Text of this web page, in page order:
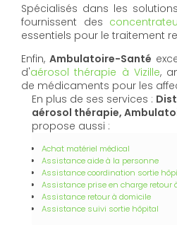
Spécialisés dans les
fournissent des
essentiels pour le traitement
Enfin,Ambulatoire-Santé
d'aérosol thérapie à Vizille,
de médicaments pour les
En plus de ses services :
aérosol thérapie,
propose aussi :
Achat matériel médical
Assistance aide à la personne
Assistance coordination sortie
Assistance prise en charge retour
Assistance retour à domicile
Assistance suivi sortie hôpital